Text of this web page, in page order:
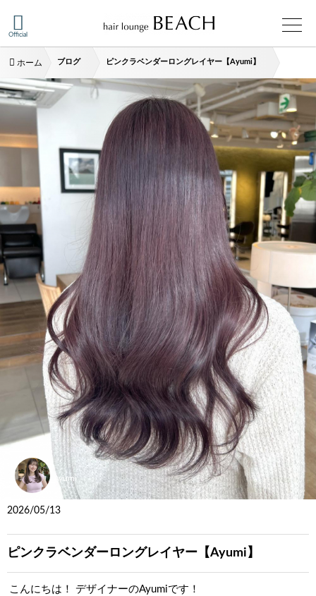
Official
ホーム ブログ ピンクラベンダーロングレイヤー【Ayumi】
Ayumi
2026/05/13
ピンクラベンダーロングレイヤー【Ayumi】
こんにちは！ デザイナーのAyumiです！